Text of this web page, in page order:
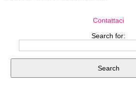
Contattaci
Search for: